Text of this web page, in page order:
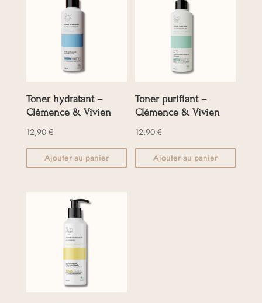
Toner hydratant –
Clémence & Vivien
12,90 €
Ajouter au panier
Toner purifiant –
Clémence & Vivien
12,90€
Ajouter au panier